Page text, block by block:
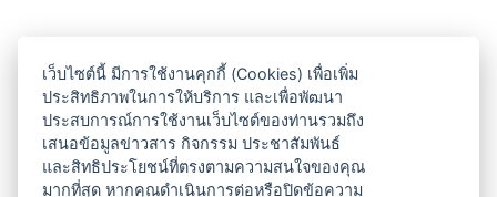
เว็บไซต์นี้ มีการใช้งานคุกกี้ (Cookies) เพื่อเพิ่ม
ประสิทธิภาพในการให้บริการ และเพื่อพัฒนา
ประสบการณ์การใช้งานเว็บไซต์ของท่านรวมถึง
เสนอข้อมูลข่าวสาร กิจกรรม ประชาสัมพันธ์
และสิทธิประโยชน์ที่ตรงตามความสนใจของคุณ
มากที่สุด หากคุณดำเนินการต่อหรือปิดข้อความ